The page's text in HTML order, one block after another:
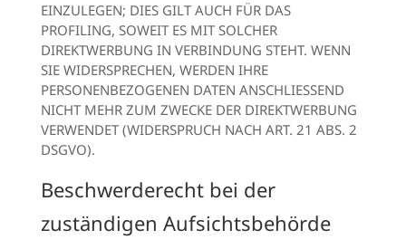
EINZULEGEN; DIES GILT AUCH FÜR DAS
PROFILING, SOWEIT ES MIT SOLCHER
DIREKTWERBUNG IN VERBINDUNG STEHT. WENN
SIE WIDERSPRECHEN, WERDEN IHRE
PERSONENBEZOGENEN DATEN ANSCHLIESSEND
NICHT MEHR ZUM ZWECKE DER DIREKTWERBUNG
VERWENDET (WIDERSPRUCH NACH ART. 21 ABS. 2
DSGVO).
Beschwerde­recht bei der
zuständigen Aufsichts­behörde